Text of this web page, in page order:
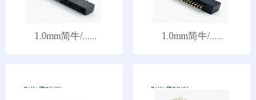
1.0mm简牛/...... 1.0mm简牛/......